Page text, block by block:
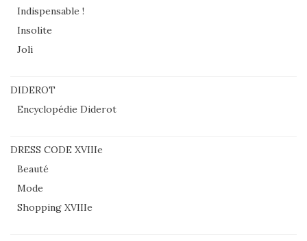
Indispensable !
Insolite
Joli
DIDEROT
Encyclopédie Diderot
DRESS CODE XVIIIe
Beauté
Mode
Shopping XVIIIe